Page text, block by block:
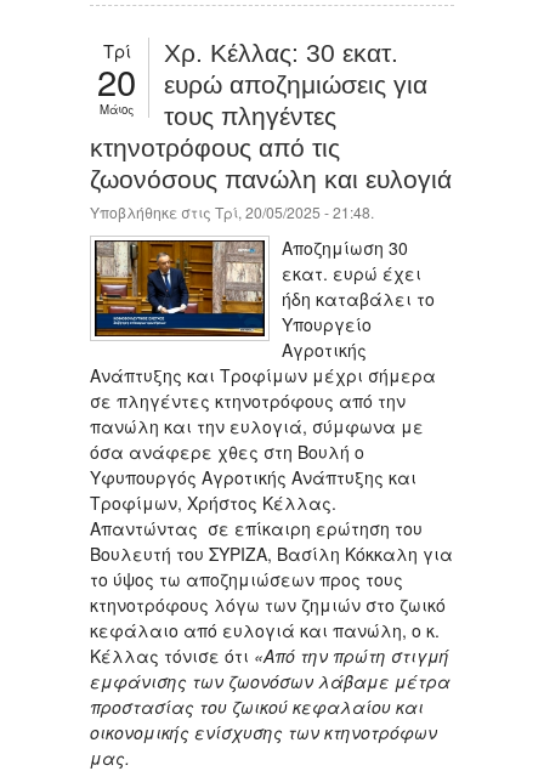
Τρί
20
Μάιος
Χρ. Κέλλας: 30 εκατ.
ευρώ αποζημιώσεις για
τους πληγέντες
κτηνοτρόφους από τις
ζωονόσους πανώλη και ευλογιά
Υποβλήθηκε στις Τρί, 20/05/2025 - 21:48.
Αποζημίωση 30
εκατ. ευρώ έχει
ήδη καταβάλει το
Υπουργείο
Αγροτικής
Ανάπτυξης και Τροφίμων μέχρι σήμερα
σε πληγέντες κτηνοτρόφους από την
πανώλη και την ευλογιά, σύμφωνα με
όσα ανάφερε χθες στη Βουλή ο
Υφυπουργός Αγροτικής Ανάπτυξης και
Τροφίμων, Χρήστος Κέλλας.
Απαντώντας σε επίκαιρη ερώτηση του
Βουλευτή του ΣΥΡΙΖΑ, Βασίλη Κόκκαλη για
το ύψος τω αποζημιώσεων προς τους
κτηνοτρόφους λόγω των ζημιών στο ζωικό
κεφάλαιο από ευλογιά και πανώλη, ο κ.
Κέλλας τόνισε ότι «Από την πρώτη στιγμή
εμφάνισης των ζωονόσων λάβαμε μέτρα
προστασίας του ζωικού κεφαλαίου και
οικονομικής ενίσχυσης των κτηνοτρόφων
μας.